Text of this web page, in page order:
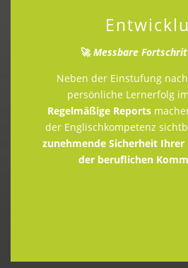
🚀Messbare
Neben der Einstufung
persönliche Lernerfolg
Regelmäßige Reports
der Englischkompetenz
zunehmende Sicherheit
der beruflichen